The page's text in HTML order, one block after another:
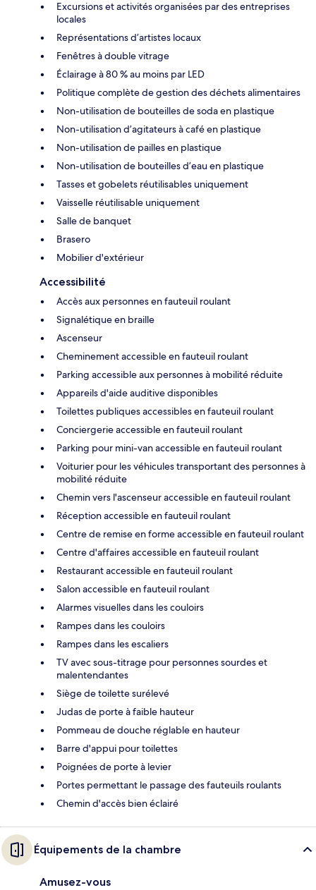
Excursions et activités organisées par des entreprises
locales
Représentations d’artistes locaux
Fenêtres à double vitrage
Éclairage à 80 % au moins par LED
Politique complète de gestion des déchets alimentaires
Non-utilisation de bouteilles de soda en plastique
Non-utilisation d’agitateurs à café en plastique
Non-utilisation de pailles en plastique
Non-utilisation de bouteilles d’eau en plastique
Tasses et gobelets réutilisables uniquement
Vaisselle réutilisable uniquement
Salle de banquet
Brasero
Mobilier d'extérieur
Accessibilité
Accès aux personnes en fauteuil roulant
Signalétique en braille
Ascenseur
Cheminement accessible en fauteuil roulant
Parking accessible aux personnes à mobilité réduite
Appareils d'aide auditive disponibles
Toilettes publiques accessibles en fauteuil roulant
Conciergerie accessible en fauteuil roulant
Parking pour mini-van accessible en fauteuil roulant
Voiturier pour les véhicules transportant des personnes à
mobilité réduite
Chemin vers l'ascenseur accessible en fauteuil roulant
Réception accessible en fauteuil roulant
Centre de remise en forme accessible en fauteuil roulant
Centre d'affaires accessible en fauteuil roulant
Restaurant accessible en fauteuil roulant
Salon accessible en fauteuil roulant
Alarmes visuelles dans les couloirs
Rampes dans les couloirs
Rampes dans les escaliers
TV avec sous-titrage pour personnes sourdes et
malentendantes
Siège de toilette surélevé
Judas de porte à faible hauteur
Pommeau de douche réglable en hauteur
Barre d'appui pour toilettes
Poignées de porte à levier
Portes permettant le passage des fauteuils roulants
Chemin d'accès bien éclairé
Équipements de la chambre
Amusez-vous